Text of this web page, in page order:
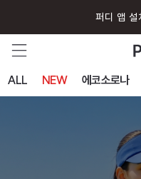
퍼디 앱
ALL NEW 에코소로나